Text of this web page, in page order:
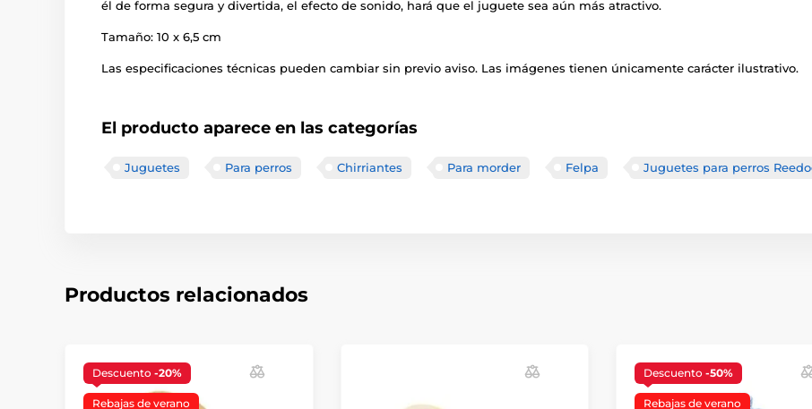
él de forma segura y divertida, el efecto de sonido, hará que el juguete sea aún más atractivo.
Tamaño: 10 x 6,5 cm
Las especificaciones técnicas pueden cambiar sin previo aviso. Las imágenes tienen únicamente carácter ilustrativo.
El producto aparece en las categorías
Juguetes Para perros Chirriantes Para morder Felpa Juguetes para perros
Productos relacionados
Descuento -20%
Rebajas de verano
Descuento -50%
Rebajas de verano